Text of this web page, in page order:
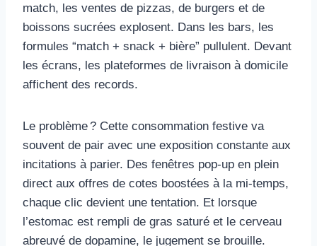
match, les ventes de pizzas, de burgers et de
boissons sucrées explosent. Dans les bars, les
formules “match + snack + bière” pullulent. Devant
les écrans, les plateformes de livraison à domicile
affichent des records.
Le problème ? Cette consommation festive va
souvent de pair avec une exposition constante aux
incitations à parier. Des fenêtres pop-up en plein
direct aux offres de cotes boostées à la mi-temps,
chaque clic devient une tentation. Et lorsque
l’estomac est rempli de gras saturé et le cerveau
abreuvé de dopamine, le jugement se brouille.